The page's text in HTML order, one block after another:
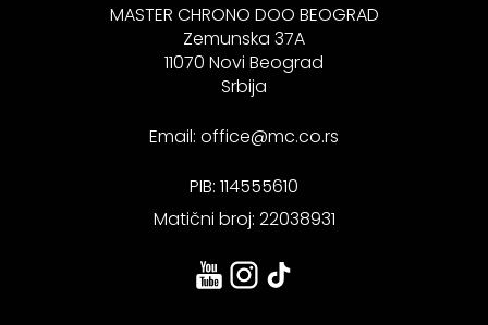
MASTER CHRONO DOO BEOGRAD
Zemunska 37A
11070 Novi Beograd
Srbija
Email: office@mc.co.rs
PIB: 114555610
Matični broj: 22038931